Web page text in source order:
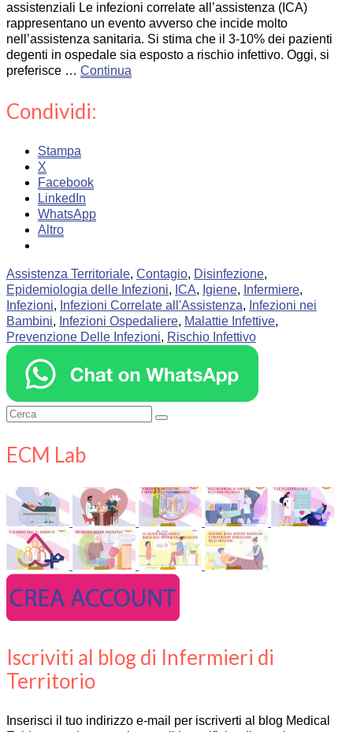
assistenziali Le infezioni correlate all’assistenza (ICA)
rappresentano un evento avverso che incide molto
nell’assistenza sanitaria. Si stima che il 3-10% dei pazienti
degenti in ospedale sia esposto a rischio infettivo. Oggi, si
preferisce … Continua
Condividi:
Stampa
X
Facebook
LinkedIn
WhatsApp
Altro
Assistenza Territoriale, Contagio, Disinfezione,
Epidemiologia delle Infezioni, ICA, Igiene, Infermiere,
Infezioni, Infezioni Correlate all'Assistenza, Infezioni nei
Bambini, Infezioni Ospedaliere, Malattie Infettive,
Prevenzione Delle Infezioni, Rischio Infettivo
Cerca:
ECM Lab
Iscriviti al blog di Infermieri di
Territorio
Inserisci il tuo indirizzo e-mail per iscriverti al blog Medical